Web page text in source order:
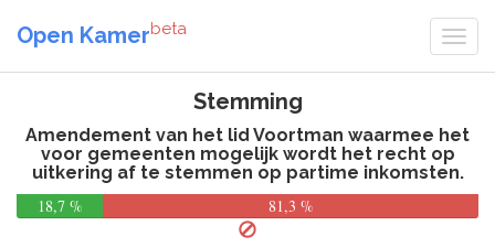
Open Kamerbeta
Stemming
Amendement van het lid Voortman waarmee het
voor gemeenten mogelijk wordt het recht op
uitkering af te stemmen op partime inkomsten.
18,7 %
81,3 %